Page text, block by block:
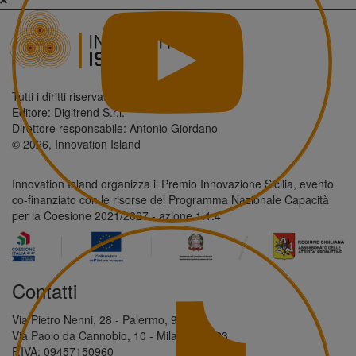
Tutti i diritti riservati.
Editore: Digitrend S.r.l.
Direttore responsabile: Antonio Giordano
© 2026, Innovation Island
Innovation Island organizza il Premio Innovazione Sicilia, evento
co-finanziato con le risorse del Programma Nazionale Capacità
per la Coesione 2021/2027 - azione 1.1.4
Contatti
Via Pietro Nenni, 28 - Palermo, 90146
Via Paolo da Cannobio, 10 - Milano, 20123
P.IVA: 09457150960